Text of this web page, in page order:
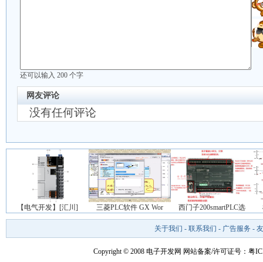
还可以输入 200 个字
网友评论
没有任何评论
【电气开发】[汇川] 三菱PLC软件 GX Wor 西门子200smartPLC选
关于我们 - 联系我们 - 广告服务 -
Copyright © 2008 电子开发网 网站备案/许可证号：粤